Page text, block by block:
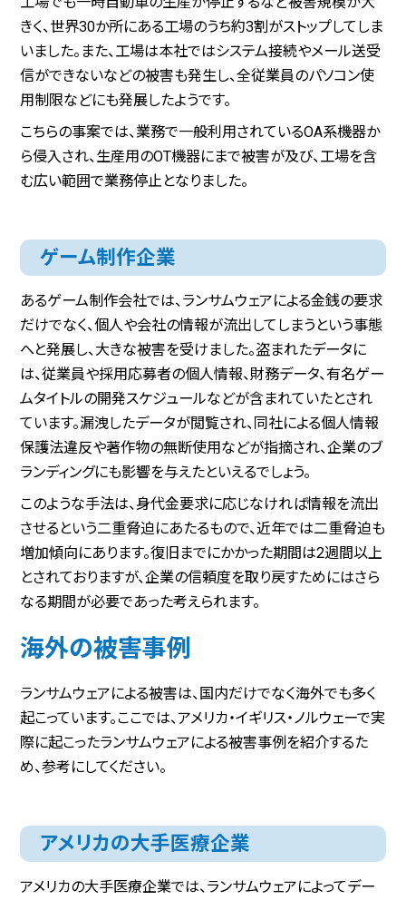
きく、世界30か所にある工場のうち約3割がストップしてしま
いました。また、工場は本社ではシステム接続やメール送受
信ができないなどの被害も発生し、全従業員のパソコン使
用制限などにも発展したようです。
こちらの事案では、業務で一般利用されているOA系機器か
ら侵入され、生産用のOT機器にまで被害が及び、工場を含
む広い範囲で業務停止となりました。
ゲーム制作企業
あるゲーム制作会社では、ランサムウェアによる金銭の要求
だけでなく、個人や会社の情報が流出してしまうという事態
へと発展し、大きな被害を受けました。盗まれたデータに
は、従業員や採用応募者の個人情報、財務データ、有名ゲー
ムタイトルの開発スケジュールなどが含まれていたとされ
ています。漏洩したデータが閲覧され、同社による個人情報
保護法違反や著作物の無断使用などが指摘され、企業のブ
ランディングにも影響を与えたといえるでしょう。
このような手法は、身代金要求に応じなければ情報を流出
させるという二重脅迫にあたるもので、近年では二重脅迫も
増加傾向にあります。復旧までにかかった期間は2週間以上
とされておりますが、企業の信頼度を取り戻すためにはさら
なる期間が必要であった考えられます。
海外の被害事例
ランサムウェアによる被害は、国内だけでなく海外でも多く
起こっています。ここでは、アメリカ・イギリス・ノルウェーで実
際に起こったランサムウェアによる被害事例を紹介するた
め、参考にしてください。
アメリカの大手医療企業
アメリカの大手医療企業では、ランサムウェアによってデー